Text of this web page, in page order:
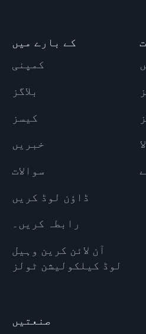
کے بارے میں
کمپنی
بلاگز
کیسز
خبریں
سوالات
ڈاؤن لوڈ کریں
رابطہ کریں۔
آن لائن کرین وہیل
لوڈ کیلکولیشن ٹولز
صنعتیں